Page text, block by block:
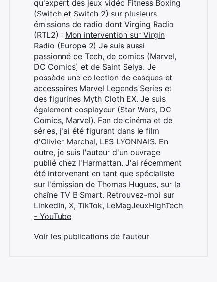
qu'expert des jeux vidéo Fitness Boxing
(Switch et Switch 2) sur plusieurs
émissions de radio dont Virging Radio
(RTL2) : Mon intervention sur Virgin
Radio (Europe 2) Je suis aussi
passionné de Tech, de comics (Marvel,
DC Comics) et de Saint Seiya. Je
possède une collection de casques et
accessoires Marvel Legends Series et
des figurines Myth Cloth EX. Je suis
également cosplayeur (Star Wars, DC
Comics, Marvel). Fan de cinéma et de
séries, j'ai été figurant dans le film
d'Olivier Marchal, LES LYONNAIS. En
outre, je suis l'auteur d'un ouvrage
publié chez l'Harmattan. J'ai récemment
été intervenant en tant que spécialiste
sur l'émission de Thomas Hugues, sur la
chaîne TV B Smart. Retrouvez-moi sur
LinkedIn, X, TikTok, LeMagJeuxHighTech
- YouTube
Voir les publications de l'auteur
Rechercher
: